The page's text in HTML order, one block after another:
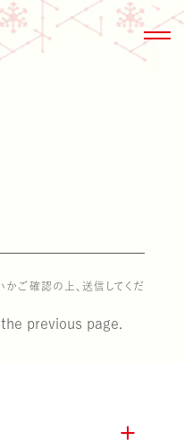
ご確認の上、送信してくだ
previous page.